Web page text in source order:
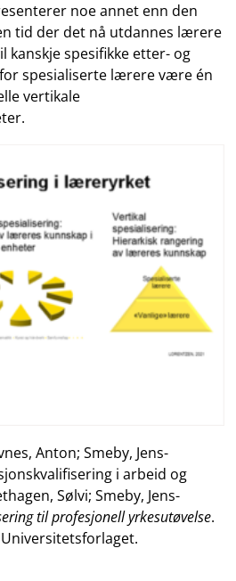
noe annet enn den
tid der det nå utdannes lærere
kanskje spesifikke etter- og
spesialiserte lærere være én
vertikale
Anton; Smeby, Jens-
i arbeid og
Sølvi; Smeby, Jens-
til profesjonell yrkesutøvelse.